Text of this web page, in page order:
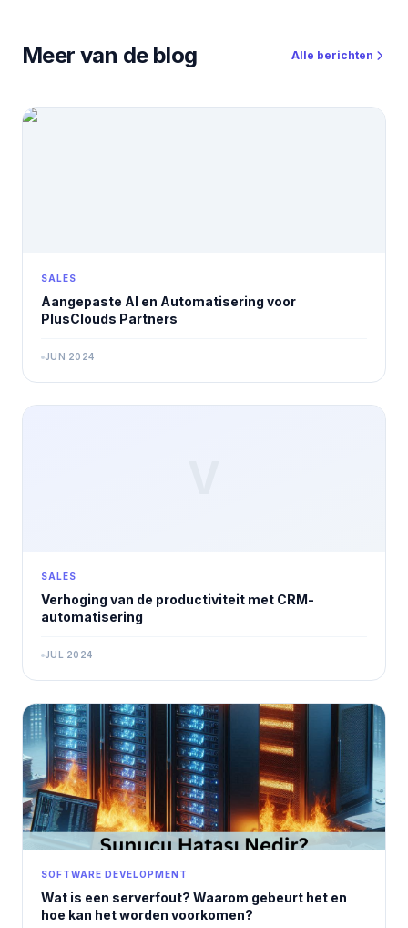
Meer van de blog Alle berichten
SALES
Aangepaste AI en Automatisering voor
PlusClouds Partners
JUN 2024
SALES
Verhoging van de productiviteit met CRM-
automatisering
JUL 2024
SOFTWARE DEVELOPMENT
Wat is een serverfout? Waarom gebeurt het en
hoe kan het worden voorkomen?